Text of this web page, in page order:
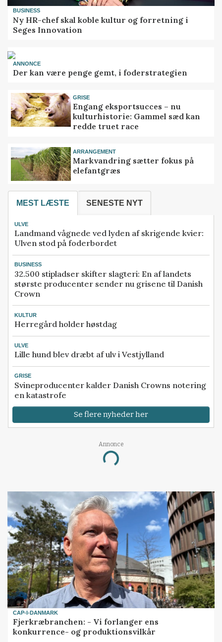
BUSINESS
Ny HR-chef skal koble kultur og forretning i
Seges Innovation
ANNONCE
Der kan være penge gemt, i foderstrategien
GRISE
Engang eksportsucces – nu
kulturhistorie: Gammel sæd kan
redde truet race
ARRANGEMENT
Markvandring sætter fokus på
elefantgræs
MEST LÆSTE SENESTE NYT
ULVE
Landmand vågnede ved lyden af skrigende kvier:
Ulven stod på foderbordet
BUSINESS
32.500 stipladser skifter slagteri: En af landets
største producenter sender nu grisene til Danish
Crown
KULTUR
Herregård holder høstdag
ULVE
Lille hund blev dræbt af ulv i Vestjylland
GRISE
Svineproducenter kalder Danish Crowns notering
en katastrofe
Se flere nyheder her
Annonce
Loading...
CAP-I-DANMARK
Fjerkræbranchen: - Vi forlanger ens
konkurrence- og produktionsvilkår